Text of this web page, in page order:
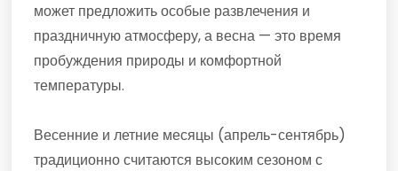
может предложить особые развлечения и
праздничную атмосферу, а весна — это время
пробуждения природы и комфортной
температуры.
Весенние и летние месяцы (апрель-сентябрь)
традиционно считаются высоким сезоном с